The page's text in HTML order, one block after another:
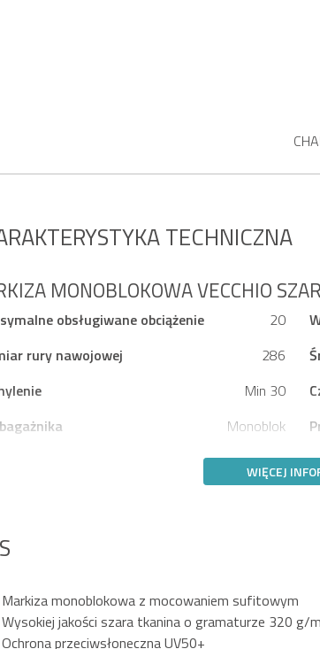
TECHNICZNA
MONOBLOKOWA VECCHIO
obsługiwane obciążenie 20
rury nawojowej
286
Min 30
Monoblok
WIĘCEJ
Markiza monoblokowa z mocowaniem sufitowym
Wysokiej jakości szara tkanina o gramaturze 320 g/
Ochrona przeciwsłoneczna UV50+